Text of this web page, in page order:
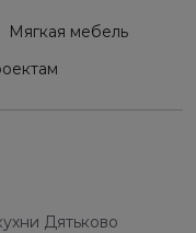
Мягкая мебель
Дятьково